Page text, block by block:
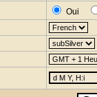
Oui